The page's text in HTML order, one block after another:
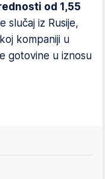
od 1,55
slučaj iz Rusije,
kompaniji u
gotovine u iznosu